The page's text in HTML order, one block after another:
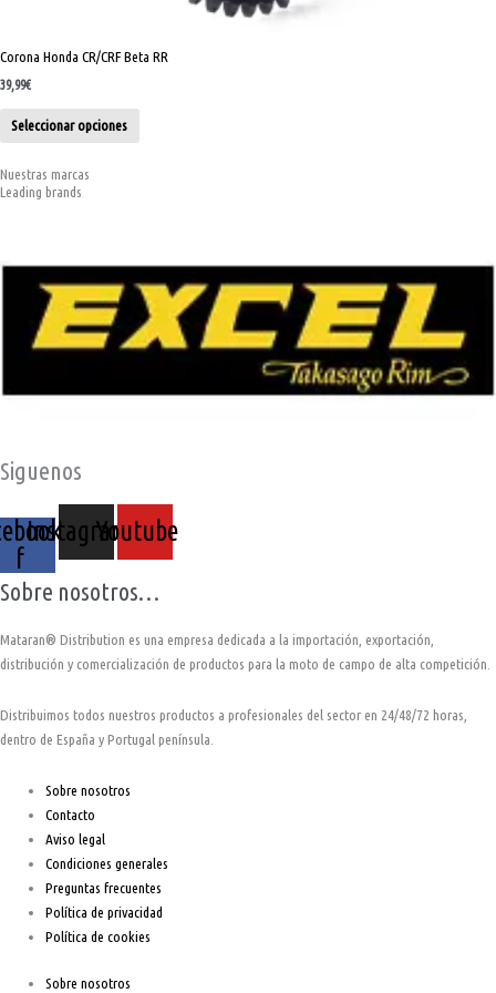
Corona Honda CR/CRF Beta RR
39,99€
Seleccionar opciones
Nuestras marcas
Leading brands
Siguenos
f
InstagramYoutube
Sobre nosotros…
Mataran® Distribution es una empresa dedicada a la importación, exportación,
distribución y comercialización de productos para la moto de campo de alta competición.
Distribuimos todos nuestros productos a profesionales del sector en 24/48/72 horas,
dentro de España y Portugal península.
Sobre nosotros
Contacto
Aviso legal
Condiciones generales
Preguntas frecuentes
Política de privacidad
Política de cookies
Sobre nosotros